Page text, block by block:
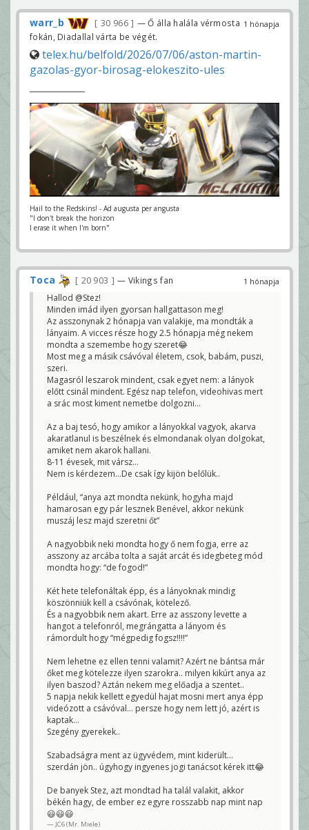
1 hónapja
warr_b 30 966
— Ő álla halála vérmosta
fokán, Diadallal várta be végét.
telex.hu/belfold/2026/07/06/aston-martin-
gazolas-gyor-birosag-elokeszito-ules
Hail to the Redskins! - Ad augusta per angusta
"I don't break the horizon
I erase it when I'm born"
1 hónapja
Toca 20 903 — Vikings fan
Hallod @Stez!
Minden imád ilyen gyorsan hallgattason meg!
Az asszonynak 2 hónapja van valakije, ma mondták a
lányaim. A vicces része hogy 2.5 hónapja még nekem
mondta a szemembe hogy szeret😂
Most meg a másik csávóval életem, csok, babám, puszi,
szeri.
Magasról leszarok mindent, csak egyet nem: a lányok
előtt csinál mindent. Egész nap telefon, videohivas mert
a srác most kiment nemetbe dolgozni…
Az a baj tesó, hogy amikor a lányokkal vagyok, akarva
akaratlanul is beszélnek és elmondanak olyan dolgokat,
amiket nem akarok hallani.
8-11 évesek, mit vársz…
Nem is kérdezem…De csak így kijön belőlük..
Például, “anya azt mondta nekünk, hogyha majd
hamarosan egy pár lesznek Benével, akkor nekünk
muszáj lesz majd szeretni őt”
A nagyobbik neki mondta hogy ő nem fogja, erre az
asszony az arcába tolta a saját arcát és idegbeteg mód
mondta hogy: “de fogod!”
Két hete telefonáltak épp, és a lányoknak mindig
köszönniük kell a csávónak, kötelező.
És a nagyobbik nem akart. Erre az asszony levette a
hangot a telefonról, megrángatta a lányom és
rámordult hogy “mégpedig fogsz!!!!”
Nem lehetne ez ellen tenni valamit? Azért ne bántsa már
őket meg kötelezze ilyen szarokra.. milyen kikúrt anya az
ilyen baszod? Aztán nekem meg előadja a szentet..
5 napja nekik kellett egyedül hajat mosni mert anya épp
videózott a csávóval… persze hogy nem lett jó, azért is
kaptak…
Szegény gyerekek..
Szabadságra ment az ügyvédem, mint kiderült…
szerdán jön.. úgyhogy ingyenes jogi tanácsot kérek itt😂
De banyek Stez, azt mondtad ha talál valakit, akkor
békén hagy, de ember ez egyre rosszabb nap mint nap
😃😃😃
JC6 (Mr. Miele)